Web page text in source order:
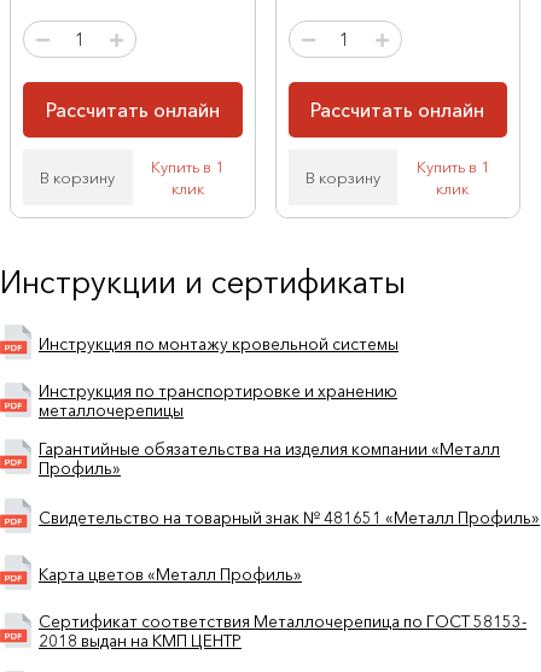
Рассчитать онлайн
В корзину
Купить в 1
клик
Рассчитать онлайн
В корзину
Купить в 1
клик
Инструкции и сертификаты
Инструкция по монтажу кровельной системы
Инструкция по транспортировке и хранению
металлочерепицы
Гарантийные обязательства на изделия компании «Металл
Профиль»
Свидетельство на товарный знак № 481651 «Металл Профиль»
Карта цветов «Металл Профиль»
Сертификат соответствия Металлочерепица по ГОСТ 58153-
2018 выдан на КМП ЦЕНТР